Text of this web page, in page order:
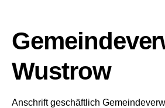
Wustrow
Anschrift geschäftlich